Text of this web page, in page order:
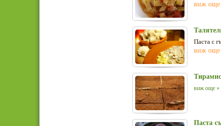
виж още
Паста с
виж още
виж още »
Паста